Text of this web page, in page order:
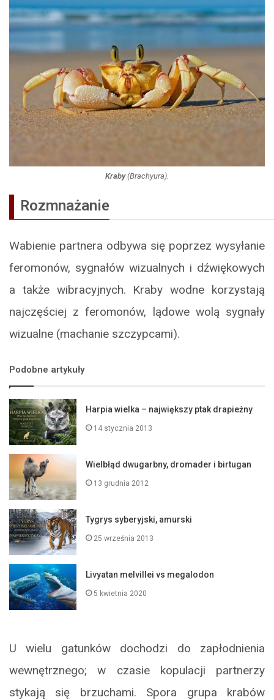
Kraby(Brachyura).
Rozmnażanie
Wabienie partnera odbywa się poprzez wysyłanie
feromonów, sygnałów wizualnych i dźwiękowych
a także wibracyjnych. Kraby wodne korzystają
najczęściej z feromonów, lądowe wolą sygnały
wizualne (machanie szczypcami).
Podobne artykuły
Harpia wielka – największy ptak drapieżny
14 stycznia 2013
Wielbłąd dwugarbny, dromader i birtugan
13 grudnia 2012
Tygrys syberyjski, amurski
25 września 2013
Livyatan melvillei vs megalodon
5 kwietnia 2020
U wielu gatunków dochodzi do zapłodnienia
wewnętrznego; w czasie kopulacji partnerzy
stykają się brzuchami. Spora grupa krabów